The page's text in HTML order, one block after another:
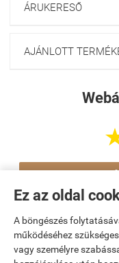
Ez az oldal
A böngészés
működéséhez
vagy személyre
ÁRUKERESŐ
AJÁNLOTT
Navigáció